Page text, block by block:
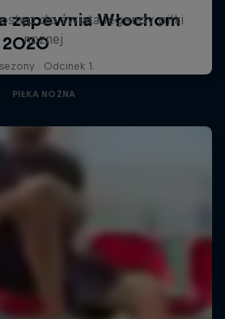
do świata legendy piłki
nożnej
· Odcinek 1.
PIŁKA NOŻNA